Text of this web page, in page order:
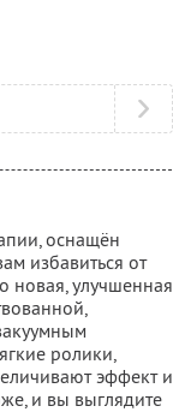
оснащён
избавиться от
новая, улучшенная
ролики,
эффект и
и вы выглядите